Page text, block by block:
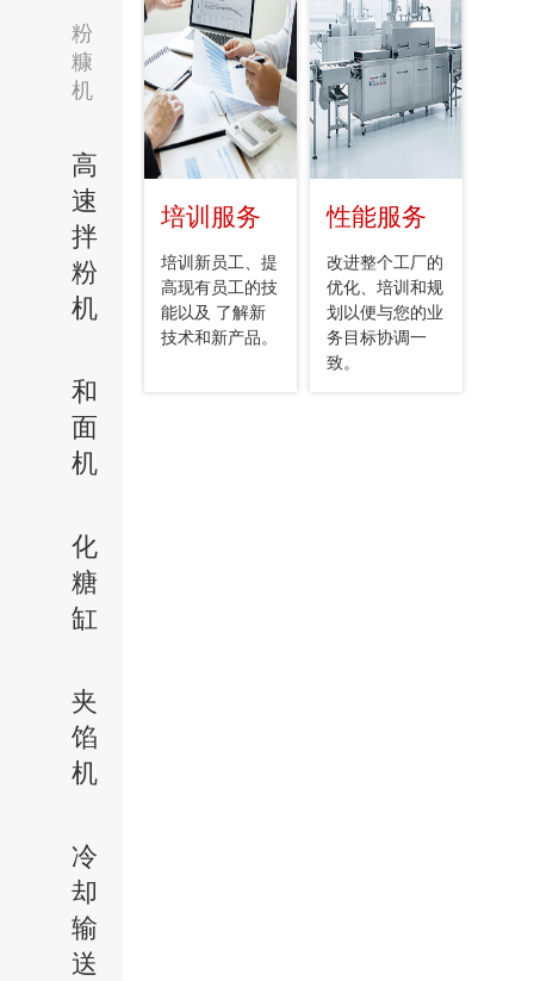
粉
糠
机
高
速
拌
粉
机
和
面
机
化
糖
缸
夹
馅
机
冷
却
输
送
培训服务
培训新员工、提
高现有员工的技
能以及 了解新
技术和新产品。
性能服务
改进整个工厂的
优化、培训和规
划以便与您的业
务目标协调一
致。